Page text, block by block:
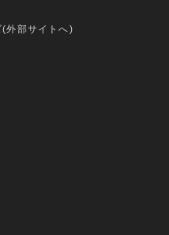
外部サイトへ)